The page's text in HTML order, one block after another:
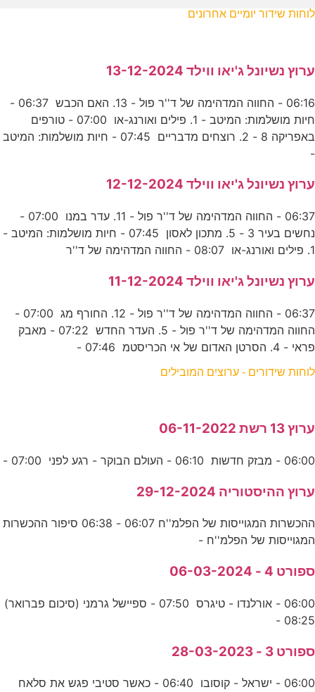
לוחות שידור יומיים אחרונים
ערוץ נשיונל ג'יאו ווילד 13-12-2024
06:16 - החווה המדהימה של ד''ר פול - 13. האם הכבש 06:37 -
חיות מושלמות: המיטב - 1. פילים ואורנג-או 07:00 - טורפים
באפריקה 8 - 2. רוצחים מדבריים 07:45 - חיות מושלמות: המיטב
-
ערוץ נשיונל ג'יאו ווילד 12-12-2024
06:37 - החווה המדהימה של ד''ר פול - 11. עדר במנו 07:00 -
נחשים בעיר 3 - 5. מתכון לאסון 07:45 - חיות מושלמות: המיטב -
1. פילים ואורנג-או 08:07 - החווה המדהימה של ד''ר
ערוץ נשיונל ג'יאו ווילד 11-12-2024
06:37 - החווה המדהימה של ד''ר פול - 12. החורף מג 07:00 -
החווה המדהימה של ד''ר פול - 5. העדר החדש 07:22 - מאבק
פראי - 4. הסרטן האדום של אי הכריסטמ 07:46 -
לוחות שידורים - ערוצים המובילים
ערוץ 13 רשת 06-11-2022
06:00 - מבזק חדשות 06:10 - העולם הבוקר - רגע לפני 07:00 -
ערוץ ההיסטוריה 29-12-2024
ההכשרות המגוייסות של הפלמ''ח 06:07 - 06:38 סיפור ההכשרות
המגוייסות של הפלמ''ח -
ספורט 4 - 06-03-2024
06:00 - אורלנדו - טיגרס 07:50 - ספיישל גרמני (סיכום פברואר)
08:25 -
ספורט 3 - 28-03-2023
06:00 - ישראל - קוסובו 06:40 - כאשר סטיבי פגש את סלאח